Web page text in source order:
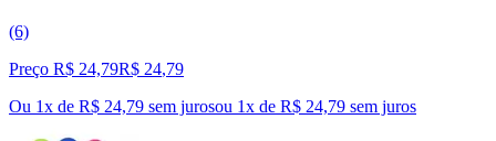
(6)
Preço R$ 24,79R$ 24,79
Ou 1x de R$ 24,79 sem jurosou 1x de R$ 24,79 sem juros